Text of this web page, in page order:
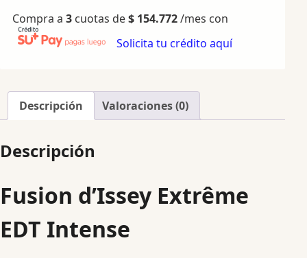
Compra a 3 cuotas de$ 154.772/mes con
Solicita tu crédito aquí
Descripción Valoraciones (0)
Descripción
Fusion d’Issey Extrême
EDT Intense